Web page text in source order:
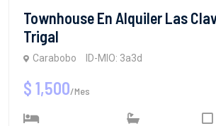
Townhouse En Alquiler Las
Trigal
Carabobo ID-MIO: 3a3d
$ 1,500/Mes